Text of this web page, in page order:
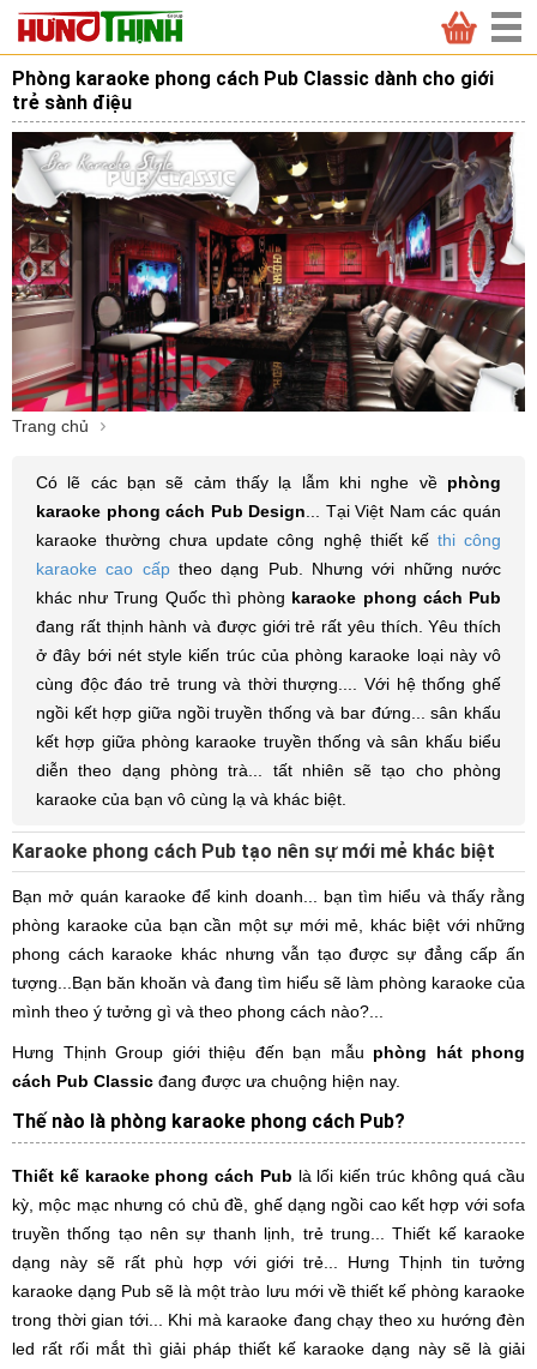
Phòng karaoke phong cách Pub Classic dành cho giới
trẻ sành điệu
Trang chủ
Có lẽ các bạn sẽ cảm thấy lạ lẫm khi nghe về phòng
karaoke phong cách Pub Design ... Tại Việt Nam các quán
karaoke thường chưa update công nghệ thiết kế thi công
karaoke cao cấptheo dạng Pub. Nhưng với những nước
khác như Trung Quốc thì phòng karaoke phong cách Pub
đang rất thịnh hành và được giới trẻ rất yêu thích. Yêu thích
ở đây bới nét style kiến trúc của phòng karaoke loại này vô
cùng độc đáo trẻ trung và thời thượng.... Với hệ thống ghế
ngồi kết hợp giữa ngồi truyền thống và bar đứng... sân khấu
kết hợp giữa phòng karaoke truyền thống và sân khấu biểu
diễn theo dạng phòng trà... tất nhiên sẽ tạo cho phòng
karaoke của bạn vô cùng lạ và khác biệt.
Karaoke phong cách Pub tạo nên sự mới mẻ khác biệt
Bạn mở quán karaoke để kinh doanh... bạn tìm hiểu và thấy rằng
phòng karaoke của bạn cần một sự mới mẻ, khác biệt với những
phong cách karaoke khác nhưng vẫn tạo được sự đẳng cấp ấn
tượng...Bạn băn khoăn và đang tìm hiểu sẽ làm phòng karaoke của
mình theo ý tưởng gì và theo phong cách nào?...
Hưng Thịnh Group giới thiệu đến bạn mẫu phòng hát phong
cách Pub Classic đang được ưa chuộng hiện nay.
Thế nào là phòng karaoke phong cách Pub?
Thiết kế karaoke phong cách Pub là lối kiến trúc không quá cầu
kỳ, mộc mạc nhưng có chủ đề, ghế dạng ngồi cao kết hợp với sofa
truyền thống tạo nên sự thanh lịnh, trẻ trung... Thiết kế karaoke
dạng này sẽ rất phù hợp với giới trẻ... Hưng Thịnh tin tưởng
karaoke dạng Pub sẽ là một trào lưu mới về thiết kế phòng karaoke
trong thời gian tới... Khi mà karaoke đang chạy theo xu hướng đèn
led rất rối mắt thì giải pháp thiết kế karaoke dạng này sẽ là giải